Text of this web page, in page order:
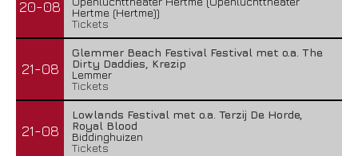
20-08
Hertme (Hertme))
Tickets
21-08
Glemmer Beach Festival Festival met o.a. The
Dirty Daddies, Krezip
Lemmer
Tickets
21-08
Lowlands Festival met o.a. Terzij De Horde,
Royal Blood
Biddinghuizen
Tickets